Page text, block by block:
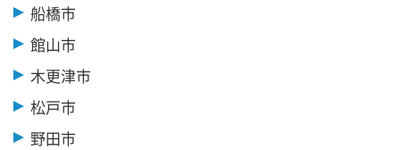
船橋市
館山市
木更津市
松戸市
野田市